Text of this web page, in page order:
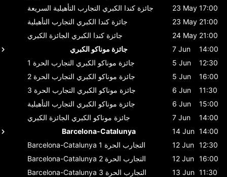
جائزة كندا الكبري التجارب التأهيلية السريعة 23 May 17:00
جائزة كندا الكبري التجارب التأهيلية 23 May 21:00
جائزة كندا الكبري الجائزة الكبري 24 May 21:00
جائزة موناكو الكبري
7 Jun
14:00
جائزة موناكو الكبري التجارب الحرة 1 5 Jun
12:30
جائزة موناكو الكبري التجارب الحرة 2 5 Jun
16:00
جائزة موناكو الكبري التجارب الحرة 3 6 Jun
11:30
جائزة موناكو الكبري التجارب التأهيلية 6 Jun
15:00
جائزة موناكو الكبري الجائزة الكبري 7 Jun
14:00
Barcelona-Catalunya
14 Jun 14:00
Barcelona-Catalunya
التجارب الحرة 1 12 Jun 12:30
Barcelona-Catalunya
التجارب الحرة 2 12 Jun 16:00
Barcelona-Catalunya
التجارب الحرة 3 13 Jun 11:30